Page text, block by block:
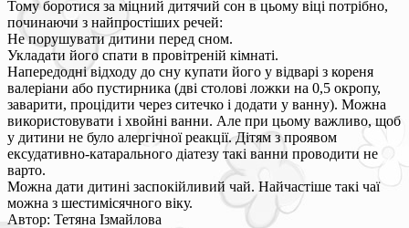
Тому боротися за міцний дитячий сон в цьому віці потрібно,
починаючи з найпростіших речей:
Не порушувати дитини перед сном.
Укладати його спати в провітреній кімнаті.
Напередодні відходу до сну купати його у відварі з кореня
валеріани або пустирника (дві столові ложки на 0,5 окропу,
заварити, процідити через ситечко і додати у ванну). Можна
використовувати і хвойні ванни. Але при цьому важливо, щоб
у дитини не було алергічної реакції. Дітям з проявом
ексудативно-катарального діатезу такі ванни проводити не
варто.
Можна дати дитині заспокійливий чай. Найчастіше такі чаї
можна з шестимісячного віку.
Автор: Тетяна Ізмайлова